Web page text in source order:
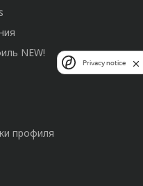
NEW!
профиля
Privacy notice